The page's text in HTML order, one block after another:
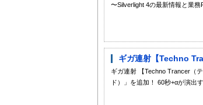
〜Silverlight 4の最新情報と業
ギガ連射【Techno
ギガ連射 【Techno Trancer（
ド）」を追加！ 60秒+αが演出